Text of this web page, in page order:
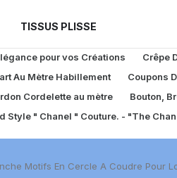
TISSUS PLISSE
pour vos Créations Crêpe
Au Mètre Habillement Coupons
Cordelette au mètre Bouton,
Style " Chanel " Couture. - "The
Motifs En Cercle A Coudre Pour